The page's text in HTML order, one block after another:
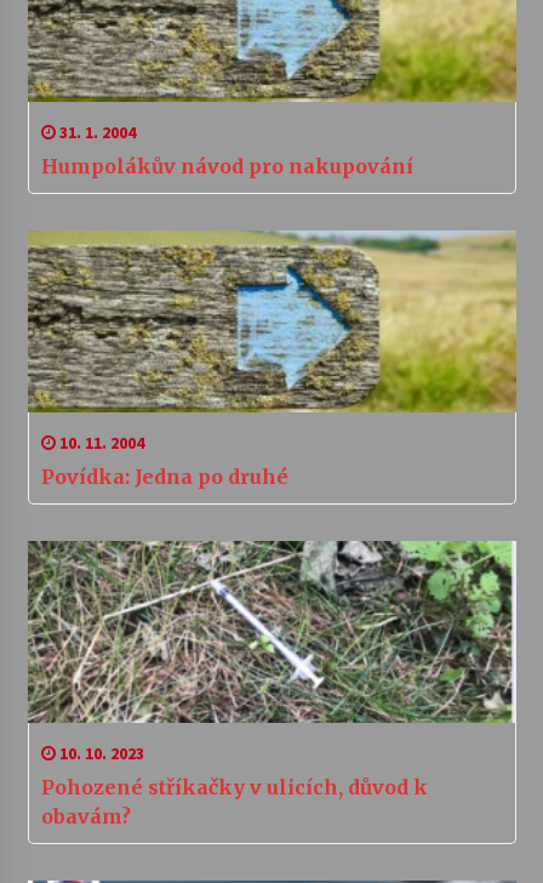
31. 1. 2004
Humpolákův návod pro nakupování
10. 11. 2004
Povídka: Jedna po druhé
10. 10. 2023
Pohozené stříkačky v ulicích, důvod k
obavám?